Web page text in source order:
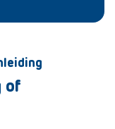
of